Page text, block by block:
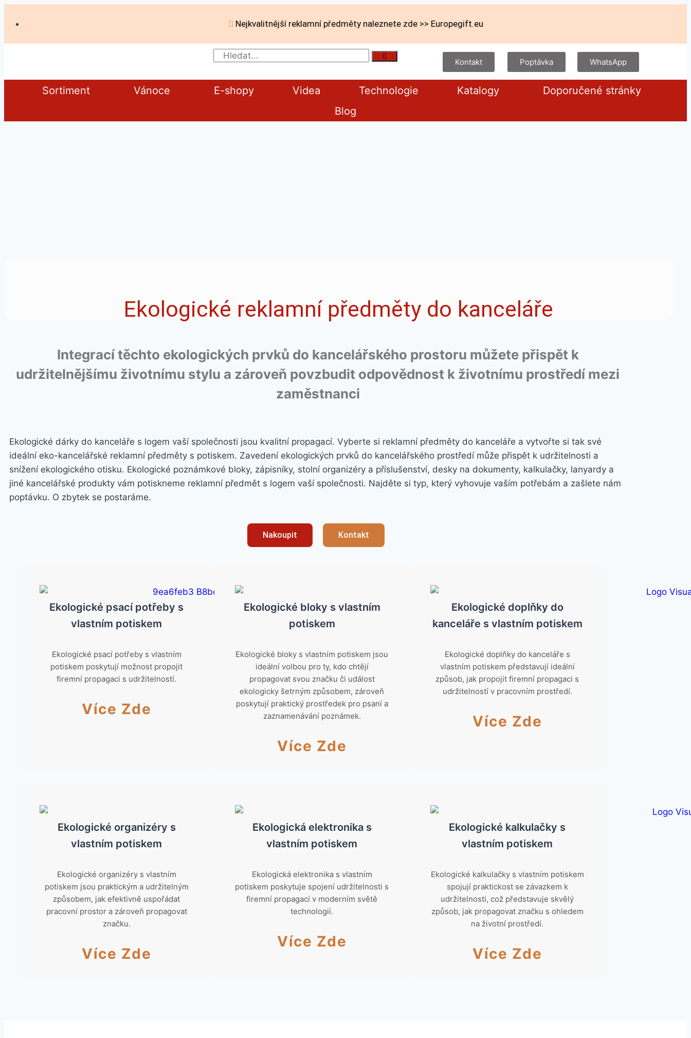
Nejkvalitnější reklamní předměty naleznete zde >> Europegift.eu
Kontakt Poptávka WhatsApp
Sortiment Vánoce E-shopy Videa Technologie Katalogy
Doporučené stránky
Blog
Ekologické reklamní předměty do kanceláře
Integrací těchto ekologických prvků do kancelářského prostoru můžete přispět k
udržitelnějšímu životnímu stylu a zároveň povzbudit odpovědnost k životnímu prostředí mezi
zaměstnanci
Ekologické dárky do kanceláře s logem vaší společnosti jsou kvalitní propagací. Vyberte si reklamní předměty do kanceláře a vytvořte si tak své
ideální eko-kancelářské reklamní předměty s potiskem. Zavedení ekologických prvků do kancelářského prostředí může přispět k udržitelnosti a
snížení ekologického otisku. Ekologické poznámkové bloky, zápisníky, stolní organizéry a příslušenství, desky na dokumenty, kalkulačky, lanyardy a
jiné kancelářské produkty vám potiskneme reklamní předmět s logem vaší společnosti. Najděte si typ, který vyhovuje vaším potřebám a zašlete nám
poptávku. O zbytek se postaráme.
Nakoupit Kontakt
Ekologické psací potřeby s
vlastním potiskem
Ekologické psací potřeby s vlastním
potiskem poskytují možnost propojit
firemní propagaci s udržitelností.
Více Zde
Ekologické bloky s vlastním
potiskem
Ekologické bloky s vlastním potiskem jsou
ideální volbou pro ty, kdo chtějí
propagovat svou značku či událost
ekologicky šetrným způsobem, zároveň
poskytují praktický prostředek pro psaní a
zaznamenávání poznámek.
Více Zde
Ekologické doplňky do
kanceláře s vlastním potiskem
Ekologické doplňky do kanceláře s
vlastním potiskem představují ideální
způsob, jak propojit firemní propagaci s
udržitelností v pracovním prostředí.
Více Zde
Ekologické organizéry s
vlastním potiskem
Ekologické organizéry s vlastním
potiskem jsou praktickým a udržitelným
způsobem, jak efektivně uspořádat
pracovní prostor a zároveň propagovat
značku.
Více Zde
Ekologická elektronika s
vlastním potiskem
Ekologická elektronika s vlastním
potiskem poskytuje spojení udržitelnosti s
firemní propagací v moderním světě
technologií.
Více Zde
Ekologické kalkulačky s
vlastním potiskem
Ekologické kalkulačky s vlastním potiskem
spojují praktickost se závazkem k
udržitelnosti, což představuje skvělý
způsob, jak propagovat značku s ohledem
na životní prostředí.
Více Zde